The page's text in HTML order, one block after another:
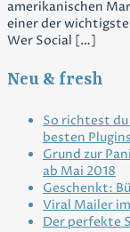
amerikanischen
einer der
Wer Social […]
Neu & fresh
So richtest
besten Plugins
Grund zur
ab Mai 2018
Geschenkt:
Viral Mailer
Der perfekte